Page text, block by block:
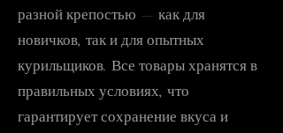
разной крепостью — как для
новичков, так и для опытных
курильщиков. Все товары хранятся в
правильных условиях, что
гарантирует сохранение вкуса и